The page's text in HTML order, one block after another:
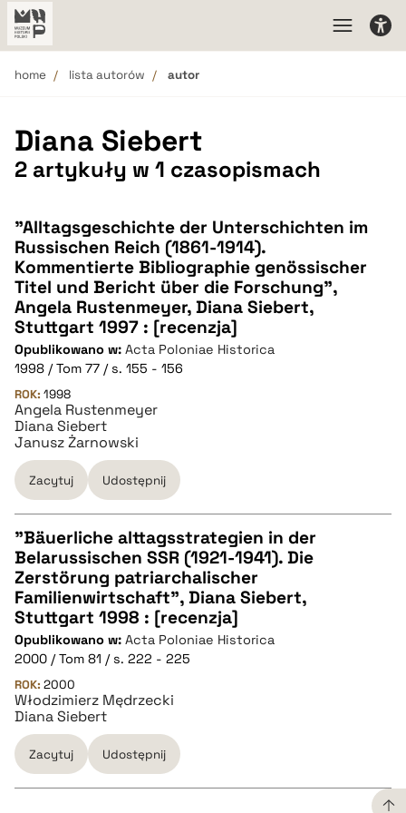
home lista autorów autor
Diana Siebert
2 artykuły w 1 czasopismach
"Alltagsgeschichte der Unterschichten im
Russischen Reich (1861-1914).
Kommentierte Bibliographie genössischer
Titel und Bericht über die Forschung",
Angela Rustenmeyer, Diana Siebert,
Stuttgart 1997 : [recenzja]
Opublikowano w: Acta Poloniae Historica
1998 / Tom 77 / s. 155 - 156
ROK: 1998
Angela Rustenmeyer
Diana Siebert
Janusz Żarnowski
Zacytuj Udostępnij
CZYSTY TEKST
pobierz cytat
BIBTEX
pobierz cytat
"Bäuerliche alttagsstrategien in der
Belarussischen SSR (1921-1941). Die
Zerstörung patriarchalischer
Familienwirtschaft", Diana Siebert,
Stuttgart 1998 : [recenzja]
Opublikowano w: Acta Poloniae Historica
2000 / Tom 81 / s. 222 - 225
ROK: 2000
Włodzimierz Mędrzecki
Diana Siebert
Zacytuj Udostępnij